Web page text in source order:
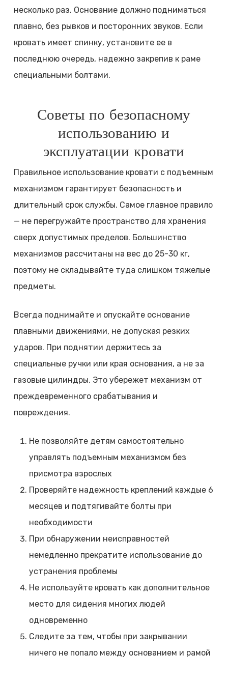
несколько раз. Основание должно подниматься
плавно, без рывков и посторонних звуков. Если
кровать имеет спинку, установите ее в
последнюю очередь, надежно закрепив к раме
специальными болтами.
Советы по безопасному
использованию и
эксплуатации кровати
Правильное использование кровати с подъемным
механизмом гарантирует безопасность и
длительный срок службы. Самое главное правило
— не перегружайте пространство для хранения
сверх допустимых пределов. Большинство
механизмов рассчитаны на вес до 25-30 кг,
поэтому не складывайте туда слишком тяжелые
предметы.
Всегда поднимайте и опускайте основание
плавными движениями, не допуская резких
ударов. При поднятии держитесь за
специальные ручки или края основания, а не за
газовые цилиндры. Это убережет механизм от
преждевременного срабатывания и
повреждения.
Не позволяйте детям самостоятельно
управлять подъемным механизмом без
присмотра взрослых
Проверяйте надежность креплений каждые 6
месяцев и подтягивайте болты при
необходимости
При обнаружении неисправностей
немедленно прекратите использование до
устранения проблемы
Не используйте кровать как дополнительное
место для сидения многих людей
одновременно
Следите за тем, чтобы при закрывании
ничего не попало между основанием и рамой